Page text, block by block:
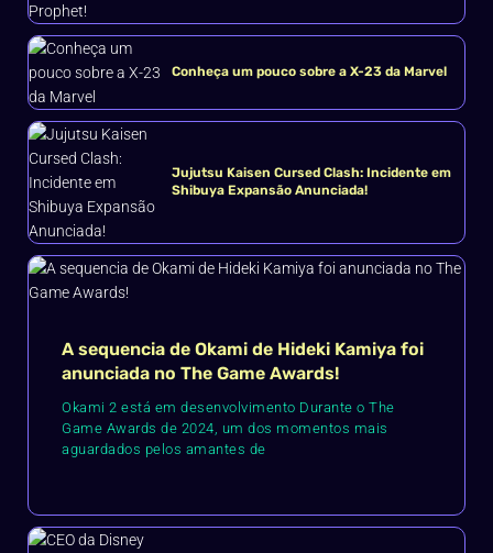
Conheça um pouco sobre a X-23 da Marvel
Jujutsu Kaisen Cursed Clash: Incidente em
Shibuya Expansão Anunciada!
A sequencia de Okami de Hideki Kamiya foi
anunciada no The Game Awards!
Okami 2 está em desenvolvimento Durante o The
Game Awards de 2024, um dos momentos mais
aguardados pelos amantes de